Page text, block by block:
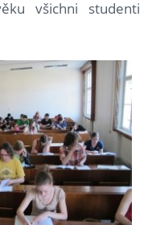
všichni studenti